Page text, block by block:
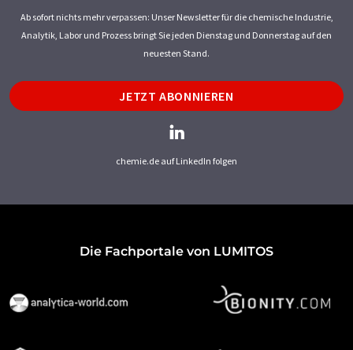
Ab sofort nichts mehr verpassen: Unser Newsletter für die chemische Industrie,
Analytik, Labor und Prozess bringt Sie jeden Dienstag und Donnerstag auf den
neuesten Stand.
JETZT ABONNIEREN
chemie.de auf LinkedIn folgen
Die Fachportale von LUMITOS